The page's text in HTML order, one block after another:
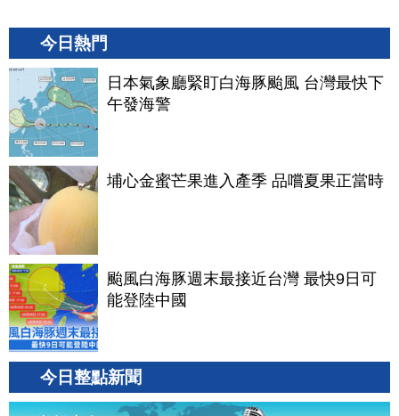
今日熱門
日本氣象廳緊盯白海豚颱風 台灣最快下
午發海警
埔心金蜜芒果進入產季 品嚐夏果正當時
颱風白海豚週末最接近台灣 最快9日可
能登陸中國
今日整點新聞